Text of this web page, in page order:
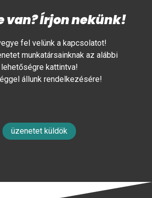
van? Írjon nekünk!
fel velünk a kapcsolatot!
munkatársainknak az alábbi
lehetőségre kattintva!
állunk rendelkezésére!
üzenetet küldök